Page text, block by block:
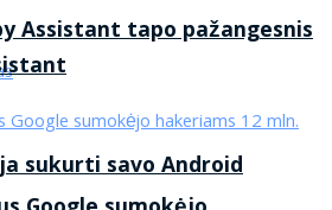
sukurti savo Android
Assistant tapo pažangesnis